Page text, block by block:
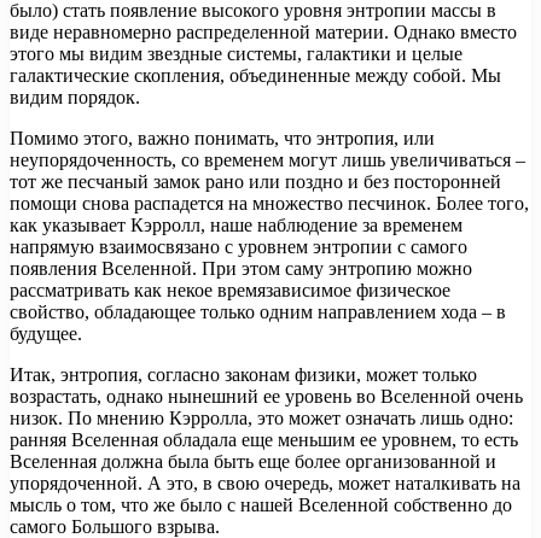
было) стать появление высокого уровня энтропии массы в
виде неравномерно распределенной материи. Однако вместо
этого мы видим звездные системы, галактики и целые
галактические скопления, объединенные между собой. Мы
видим порядок.
Помимо этого, важно понимать, что энтропия, или
неупорядоченность, со временем могут лишь увеличиваться –
тот же песчаный замок рано или поздно и без посторонней
помощи снова распадется на множество песчинок. Более того,
как указывает Кэрролл, наше наблюдение за временем
напрямую взаимосвязано с уровнем энтропии с самого
появления Вселенной. При этом саму энтропию можно
рассматривать как некое времязависимое физическое
свойство, обладающее только одним направлением хода – в
будущее.
Итак, энтропия, согласно законам физики, может только
возрастать, однако нынешний ее уровень во Вселенной очень
низок. По мнению Кэрролла, это может означать лишь одно:
ранняя Вселенная обладала еще меньшим ее уровнем, то есть
Вселенная должна была быть еще более организованной и
упорядоченной. А это, в свою очередь, может наталкивать на
мысль о том, что же было с нашей Вселенной собственно до
самого Большого взрыва.